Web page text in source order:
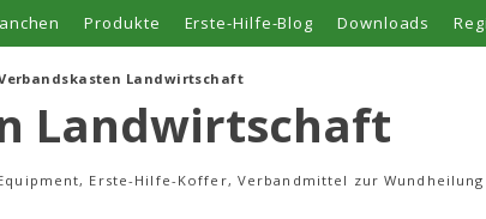
Produkte Erste-Hilfe-Blog Downloads
Landwirtschaft
Landwirtschaft
Erste-Hilfe-Koffer, Verbandmittel zur